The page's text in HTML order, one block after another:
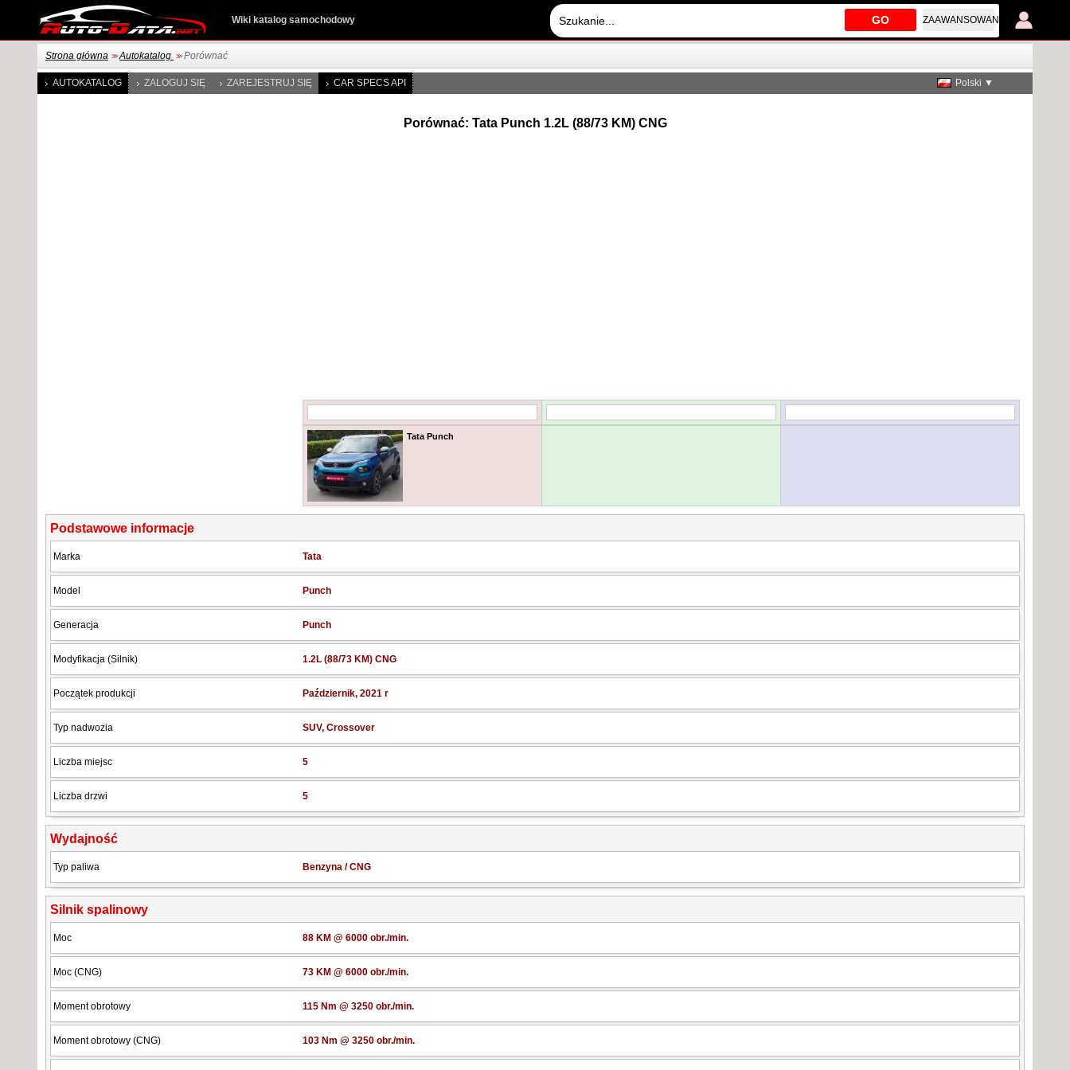
GO ZAAWANSOWANE
Wiki katalog samochodowy
Strona główna >> Autokatalog >> Porównać
AUTOKATALOG ZALOGUJ SIĘ ZAREJESTRUJ SIĘ CAR SPECS API Polski ▼
Porównać: Tata Punch 1.2L (88/73 KM) CNG
Tata Punch
Podstawowe informacje
Marka Tata
Model Punch
Generacja Punch
Modyfikacja (Silnik) 1.2L (88/73 KM) CNG
Początek produkcji Październik, 2021 r
Typ nadwozia SUV, Crossover
Liczba miejsc 5
Liczba drzwi 5
Wydajność
Typ paliwa Benzyna / CNG
Silnik spalinowy
Moc 88 KM @ 6000 obr./min.
Moc (CNG) 73 KM @ 6000 obr./min.
Moment obrotowy 115 Nm @ 3250 obr./min.
Moment obrotowy (CNG) 103 Nm @ 3250 obr./min.